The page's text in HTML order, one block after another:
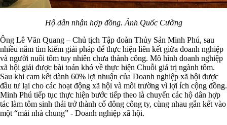
Hộ dân nhận hợp đồng. Ảnh Quốc Cường
Ông Lê Văn Quang – Chủ tịch Tập đoàn Thủy Sản Minh Phú, sau
nhiều năm tìm kiếm giải pháp để thực hiện liên kết giữa doanh nghiệp
và người nuôi tôm tuy nhiên chưa thành công. Mô hình doanh nghiệp
xã hội giải được bài toán khó về thực hiện Chuỗi giá trị ngành tôm.
Sau khi cam kết dành 60% lợi nhuận của Doanh nghiệp xã hội được
đầu tư lại cho các hoạt động xã hội và môi trường vì lợi ích cộng đồng.
Minh Phú tiếp tục thực hiện bước tiếp theo là chuyển các hộ dân hợp
tác làm tôm sinh thái trở thành cổ đông công ty, cùng nhau gắn kết vào
một “mái nhà chung” - Doanh nghiệp xã hội.